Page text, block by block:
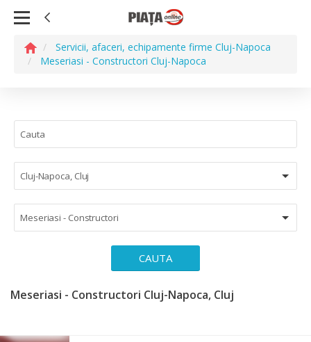
Servicii, afaceri, echipamente firme Cluj-Napoca
Meseriasi - Constructori Cluj-Napoca
Cluj-Napoca, Cluj
Meseriasi - Constructori
CAUTA
Meseriasi - Constructori Cluj-Napoca, Cluj